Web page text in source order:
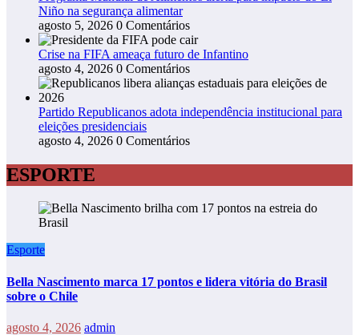
Niño na segurança alimentar
agosto 5, 2026 0 Comentários
Crise na FIFA ameaça futuro de Infantino
agosto 4, 2026 0 Comentários
Partido Republicanos adota independência institucional para
eleições presidenciais
agosto 4, 2026 0 Comentários
ESPORTE
Esporte
Bella Nascimento marca 17 pontos e lidera vitória do Brasil
sobre o Chile
agosto 4, 2026 admin